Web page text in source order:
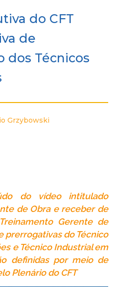
do CFT
de
dos Técnicos
Grzybowski
do vídeo intitulado
de Obra e receber de
Gerente de
prerrogativas do Técnico
e Técnico Industrial em
definidas por meio de
Plenário do CFT